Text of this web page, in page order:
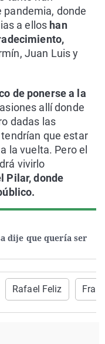
dije que quería ser
donde
a ellos han
Juan Luis y
de ponerse a la
allí donde
dadas las
que estar
la vuelta. Pero el
vivirlo
Pilar, donde
Rafael Feliz